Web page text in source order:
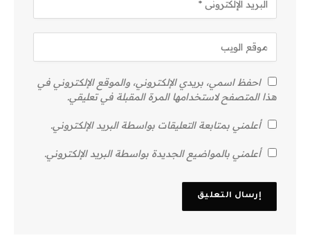
احفظ اسمي، بريدي الإلكتروني، والموقع الإلكتروني في
هذا المتصفح لاستخدامها المرة المقبلة في تعليقي.
أعلمني بمتابعة التعليقات بواسطة البريد الإلكتروني.
أعلمني بالمواضيع الجديدة بواسطة البريد الإلكتروني.